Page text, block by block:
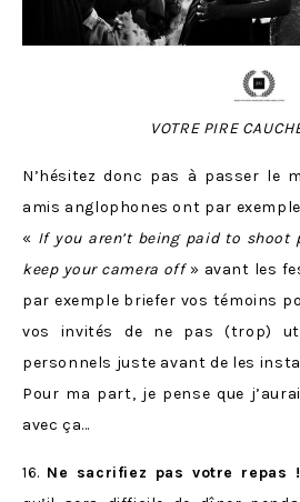
VOTRE PIRE
N’hésitez donc pas à passer le
amis anglophones ont par
« If you aren’t being paid to shoot
keep your camera off» avant les
par exemple briefer vos témoins
vos invités de ne pas (trop)
personnels juste avant de les
Pour ma part, je pense que
avec ça…
16. Ne sacrifiez pas votre repas !